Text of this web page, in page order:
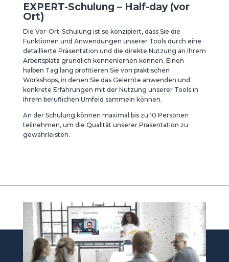
EXPERT-Schulung – Half-day (vor
Ort)
Die Vor-Ort-Schulung ist so konzipiert, dass Sie die
Funktionen und Anwendungen unserer Tools durch eine
detaillierte Präsentation und die direkte Nutzung an Ihrem
Arbeitsplatz gründlich kennenlernen können. Einen
halben Tag lang profitieren Sie von praktischen
Workshops, in denen Sie das Gelernte anwenden und
konkrete Erfahrungen mit der Nutzung unserer Tools in
Ihrem beruflichen Umfeld sammeln können.
An der Schulung können maximal bis zu 10 Personen
teilnehmen, um die Qualität unserer Präsentation zu
gewährleisten.